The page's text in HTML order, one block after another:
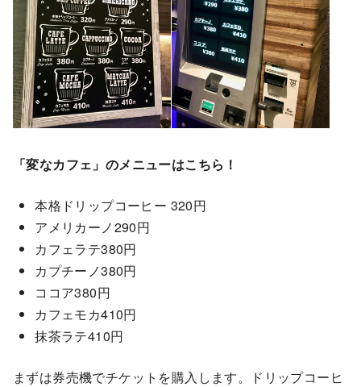
「変なカフェ」のメニューはこちら！
本格ドリップコーヒー 320円
アメリカーノ290円
カフェラテ380円
カプチーノ380円
ココア380円
カフェモカ410円
抹茶ラテ410円
まずは券売機でチケットを購入します。ドリップコーヒ